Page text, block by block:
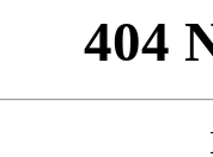
404